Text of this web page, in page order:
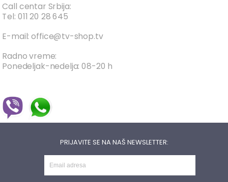
Call centar Srbija:
Tel: 011 20 28 645
E-mail: office@tv-shop.tv
Radno vreme:
Ponedeljak-nedelja: 08-20 h
PRIJAVITE SE NA NAŠ NEWSLETTER: